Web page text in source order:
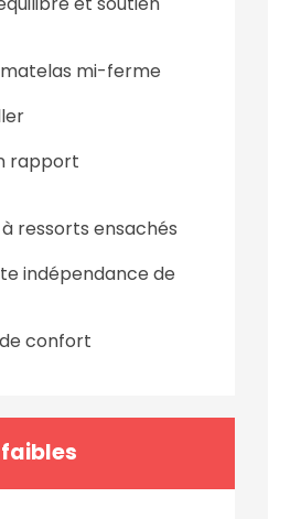
mi-ferme
rapport
ressorts ensachés
indépendance de
confort